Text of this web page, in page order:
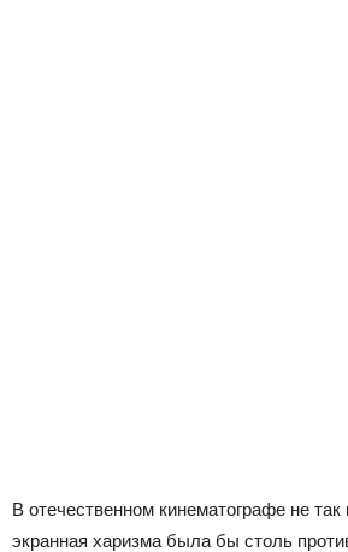
В отечественном кинематографе не так
экранная харизма была бы столь